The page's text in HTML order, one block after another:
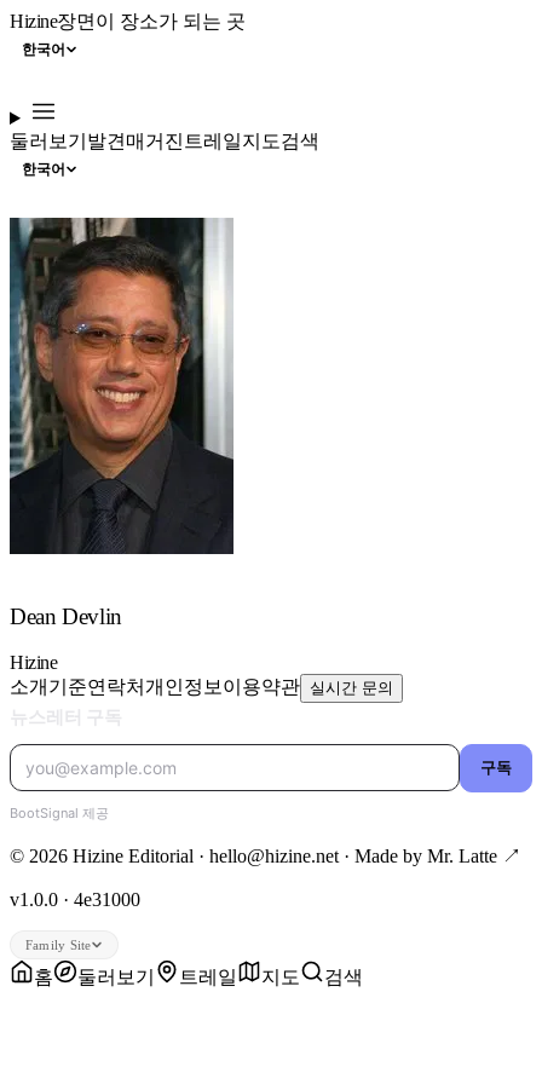
Hizine장면이 장소가 되는 곳
한국어
둘러보기 발견 매거진 트레일지도검색
한국어
Dean Devlin
Hizine
소개 기준연락처개인정보이용약관 실시간 문의
© 2026 Hizine Editorial · hello@hizine.net · Made by Mr. Latte ↗
v1.0.0 · 4e31000
Family Site
홈 둘러보기 트레일 지도 검색